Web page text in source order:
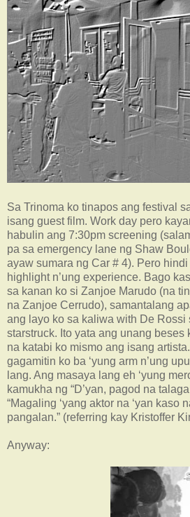
Sa Trinoma ko tinapos ang festival
isang guest film. Work day pero
habulin ang 7:30pm screening
pa sa emergency lane ng Shaw
ayaw sumara ng Car # 4). Pero hindi
highlight n’ung experience. Bago
sa kanan ko si Zanjoe Marudo (na
na Zanjoe Cerrudo), samantalang
ang layo ko sa kaliwa with De Rossi
starstruck. Ito yata ang unang beses
na katabi ko mismo ang isang
gagamitin ko ba ‘yung arm n’ung
lang. Ang masaya lang eh ‘yung
kamukha ng “D’yan, pagod na
“Magaling ‘yang aktor na ‘yan kaso
pangalan.” (referring kay Kristoffer
Anyway: